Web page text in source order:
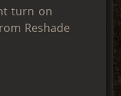
turn on
Reshade